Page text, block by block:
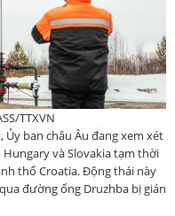
TTXVN
Ủy ban châu Âu đang xem xét
và Slovakia tạm thời
thổ Croatia. Động thái này
đường ống Druzhba bị gián